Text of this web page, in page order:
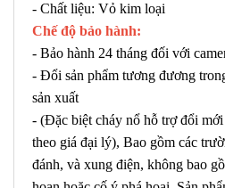
- Chất liệu: Vỏ kim loại
Chế độ bảo hành:
- Bảo hành 24 tháng đối với
- Đổi sản phẩm tương đương
sản xuất
- (Đặc biệt cháy nổ hỗ trợ đổi
theo giá đại lý), Bao gồm các
đánh, và xung điện, không bao